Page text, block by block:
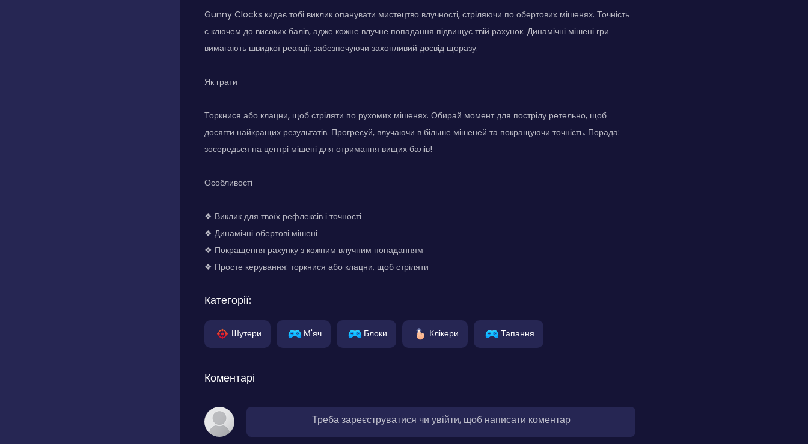
Gunny Clocks кидає тобі виклик опанувати мистецтво влучності, стріляючи по обертових мішенях. Точність
є ключем до високих балів, адже кожне влучне попадання підвищує твій рахунок. Динамічні мішені гри
вимагають швидкої реакції, забезпечуючи захопливий досвід щоразу.
Як грати
Торкнися або клацни, щоб стріляти по рухомих мішенях. Обирай момент для пострілу ретельно, щоб
досягти найкращих результатів. Прогресуй, влучаючи в більше мішеней та покращуючи точність. Порада:
зосередься на центрі мішені для отримання вищих балів!
Особливості
❖ Виклик для твоїх рефлексів і точності
❖ Динамічні обертові мішені
❖ Покращення рахунку з кожним влучним попаданням
❖ Просте керування: торкнися або клацни, щоб стріляти
Категорії:
Шутери М'яч Блоки Клікери Тапання
Коментарі
Треба зареєструватися чи увійти, щоб написати коментар